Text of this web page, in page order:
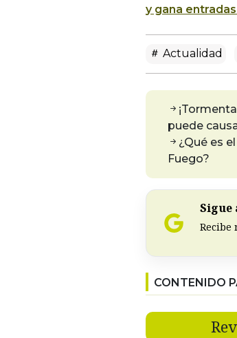
y gana
Actualidad
puede
¿Qué es
Fuego?
Sigue
Recibe
CONTENIDO